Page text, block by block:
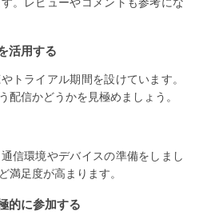
活用する
トライアル期間を設けています。
配信かどうかを見極めましょう。
信環境やデバイスの準備をしまし
満足度が高まります。
的に参加する